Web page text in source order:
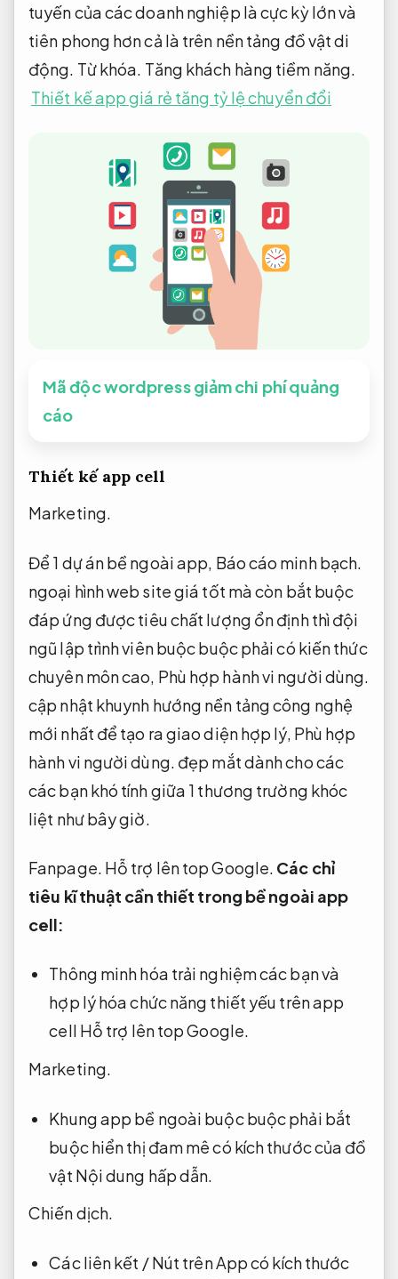
tuyến của các doanh nghiệp là cực kỳ lớn và
tiên phong hơn cả là trên nền tảng đồ vật di
động. Từ khóa. Tăng khách hàng tiềm năng.
Thiết kế app giá rẻ tăng tỷ lệ chuyển đổi
Mã độc wordpress giảm chi phí quảng
cáo
Thiết kế app cell
Marketing.
Để 1 dự án bề ngoài app, Báo cáo minh bạch.
ngoại hình web site giá tốt mà còn bắt buộc
đáp ứng được tiêu chất lượng ổn định thì đội
ngũ lập trình viên buộc buộc phải có kiến thức
chuyên môn cao, Phù hợp hành vi người dùng.
cập nhật khuynh hướng nền tảng công nghệ
mới nhất để tạo ra giao diện hợp lý, Phù hợp
hành vi người dùng. đẹp mắt dành cho các
các bạn khó tính giữa 1 thương trường khóc
liệt như bây giờ.
Fanpage. Hỗ trợ lên top Google. Các chỉ
tiêu kĩ thuật cần thiết trong bề ngoài app
cell:
Thông minh hóa trải nghiệm các bạn và
hợp lý hóa chức năng thiết yếu trên app
cell Hỗ trợ lên top Google.
Marketing.
Khung app bề ngoài buộc buộc phải bắt
buộc hiển thị đam mê có kích thước của đồ
vật Nội dung hấp dẫn.
Chiến dịch.
Các liên kết / Nút trên App có kích thước